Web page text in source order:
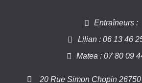
Entraîneurs :
Lilian : 06 13 46
Matea : 07 80 09
20 Rue Simon Chopin